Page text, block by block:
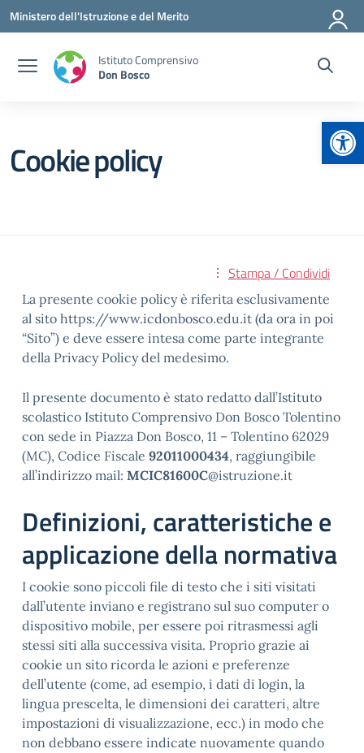
Vai ai contenuti
Vai al menu di navigazione
Vai al footer
Ministero dell'Istruzione e del Merito
Istituto Comprensivo
Don Bosco
Cookie policy
Stampa / Condividi
La presente cookie policy è riferita esclusivamente
al sito https://www.icdonbosco.edu.it (da ora in poi
“Sito”) e deve essere intesa come parte integrante
della Privacy Policy del medesimo.
Il presente documento è stato redatto dall’Istituto
scolastico Istituto Comprensivo Don Bosco Tolentino
con sede in Piazza Don Bosco, 11 – Tolentino 62029
(MC), Codice Fiscale 92011000434, raggiungibile
all’indirizzo mail: MCIC81600C@istruzione.it
Definizioni, caratteristiche e
applicazione della normativa
I cookie sono piccoli file di testo che i siti visitati
dall’utente inviano e registrano sul suo computer o
dispositivo mobile, per essere poi ritrasmessi agli
stessi siti alla successiva visita. Proprio grazie ai
cookie un sito ricorda le azioni e preferenze
dell’utente (come, ad esempio, i dati di login, la
lingua prescelta, le dimensioni dei caratteri, altre
impostazioni di visualizzazione, ecc.) in modo che
non debbano essere indicate nuovamente quando